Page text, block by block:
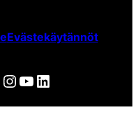
Evästekäytännöt
Instagram YouTube LinkedIn